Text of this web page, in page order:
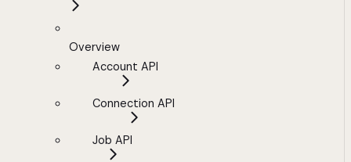
Overview
Account API
Connection API
Job API